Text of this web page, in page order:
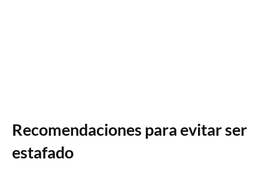
Recomendaciones para evitar ser
estafado